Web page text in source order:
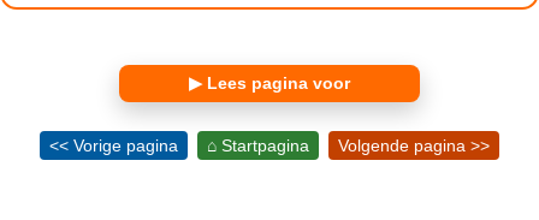
▶ Lees pagina voor
<< Vorige pagina ⌂ Startpagina Volgende pagina >>